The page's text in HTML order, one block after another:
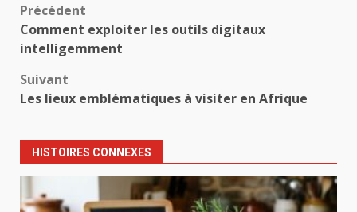
Navigation
d’article
Précédent
Comment exploiter les outils digitaux
intelligemment
Suivant
Les lieux emblématiques à visiter en Afrique
HISTOIRES CONNEXES